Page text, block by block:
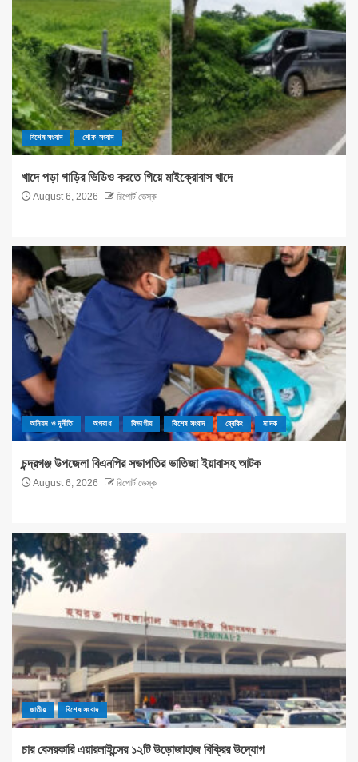
বিশেষ সংবাদ শোক সংবাদ
খাদে পড়া গাড়ির ভিডিও করতে গিয়ে মাইক্রোবাস খাদে
August 6, 2026 রিপোর্ট ডেস্ক
অনিয়ম ও দূর্নীতি অপরাধ বিভাগীয় বিশেষ সংবাদ ব্রেকিং মাদক
চন্দ্রগঞ্জ উপজেলা বিএনপির সভাপতির ভাতিজা ইয়াবাসহ আটক
August 6, 2026 রিপোর্ট ডেস্ক
জাতীয় বিশেষ সংবাদ
চার বেসরকারি এয়ারলাইন্সের ১২টি উড়োজাহাজ বিক্রির উদ্যোগ